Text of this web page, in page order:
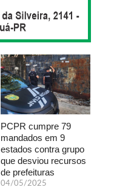
PCPR cumpre 79
mandados em 9
estados contra grupo
que desviou recursos
de prefeituras
04/05/2025